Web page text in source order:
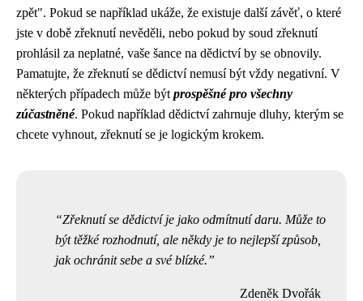
zpět". Pokud se například ukáže, že existuje další závěť, o které
jste v době zřeknutí nevěděli, nebo pokud by soud zřeknutí
prohlásil za neplatné, vaše šance na dědictví by se obnovily.
Pamatujte, že zřeknutí se dědictví nemusí být vždy negativní. V
některých případech může být prospěšné pro všechny
zúčastněné. Pokud například dědictví zahrnuje dluhy, kterým se
chcete vyhnout, zřeknutí se je logickým krokem.
Zřeknutí se dědictví je jako odmítnutí daru. Může to
být těžké rozhodnutí, ale někdy je to nejlepší způsob,
jak ochránit sebe a své blízké.
Zdeněk Dvořák